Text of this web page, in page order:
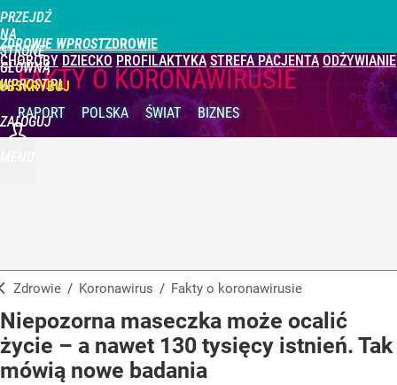
PRZEJDŹ
NA
STRONĘ
GŁÓWNĄ
WPROST.PL
ZDROWIE WPROST
CHOROBY DZIECKO PROFILAKTYKA STREFA PACJENTA ODŻYWIANIE
ZALOGUJ
FAKTY O KORONAWIRUSIE
RAPORT POLSKA ŚWIAT BIZNES
Zdrowie / Koronawirus / Fakty o koronawirusie
Niepozorna maseczka może ocalić
życie – a nawet 130 tysięcy istnień. Tak
mówią nowe badania